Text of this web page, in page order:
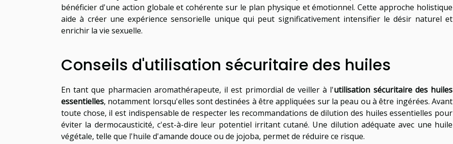
bénéficier d'une action globale et cohérente sur le plan physique et émotionnel. Cette approche holistique
aide à créer une expérience sensorielle unique qui peut significativement intensifier le désir naturel et
enrichir la vie sexuelle.
Conseils d'utilisation sécuritaire des huiles
En tant que pharmacien aromathérapeute, il est primordial de veiller à l'utilisation sécuritaire des huiles
essentielles, notamment lorsqu'elles sont destinées à être appliquées sur la peau ou à être ingérées. Avant
toute chose, il est indispensable de respecter les recommandations de dilution des huiles essentielles pour
éviter la dermocausticité, c'est-à-dire leur potentiel irritant cutané. Une dilution adéquate avec une huile
végétale, telle que l'huile d'amande douce ou de jojoba, permet de réduire ce risque.